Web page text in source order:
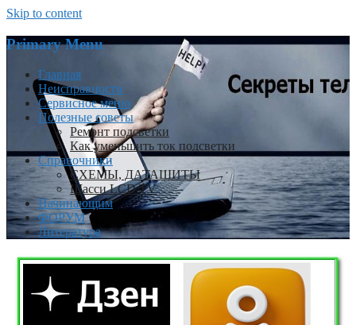
Skip to content
Primary Menu
Главная
Неисправности
Сервисное меню
Полезные советы
Ремонт подсветки
Как уменьшить ток подсветки
Справочники
СХЕМЫ, ДАТАШИТЫ
Шасси LCD TV
Начинающим
ФОРУМ
Литература